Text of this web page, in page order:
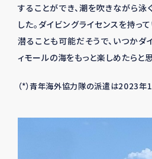
することができ、潮を吹きながら
した。ダイビングライセンスを持っ
潜ることも可能だそうで、いつかダ
ィモールの海をもっと楽しめたらと
（*）青年海外協力隊の派遣は2023年